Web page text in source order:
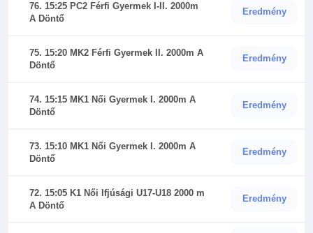
76. 15:25 PC2 Férfi Gyermek I-II. 2000m
A Döntő
Eredmény
75. 15:20 MK2 Férfi Gyermek II. 2000m A
Döntő
Eredmény
74. 15:15 MK1 Női Gyermek I. 2000m A
Döntő
Eredmény
73. 15:10 MK1 Női Gyermek I. 2000m A
Döntő
Eredmény
72. 15:05 K1 Női Ifjúsági U17-U18 2000 m
A Döntő
Eredmény